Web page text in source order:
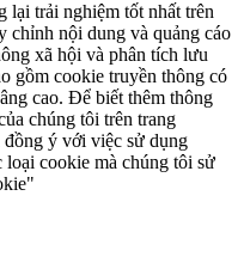
lại trải nghiệm tốt nhất trên
chỉnh nội dung và quảng cáo
xã hội và phân tích lưu
gồm cookie truyền thông có
cao. Để biết thêm thông
chúng tôi trên trang
ý với việc sử dụng
cookie mà chúng tôi sử